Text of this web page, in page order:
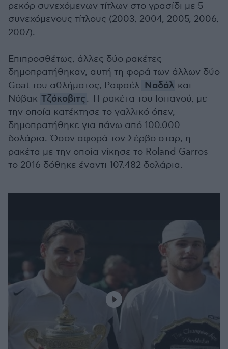
ρεκόρ συνεχόμενων τίτλων στο γρασίδι με 5
συνεχόμενους τίτλους (2003, 2004, 2005, 2006,
2007).
Επιπροσθέτως, άλλες δύο ρακέτες
δημοπρατήθηκαν, αυτή τη φορά των άλλων δύο
Goat του αθλήματος, Ραφαέλ Ναδάλ και
Νόβακ Τζόκοβιτς. Η ρακέτα του Ισπανού, με
την οποία κατέκτησε το γαλλικό όπεν,
δημοπρατήθηκε για πάνω από 100.000
δολάρια. Όσον αφορά τον Σέρβο σταρ, η
ρακέτα με την οποία νίκησε το Roland Garros
το 2016 δόθηκε έναντι 107.482 δολάρια.